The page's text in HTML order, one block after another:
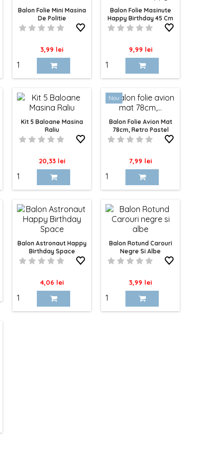
Balon Folie Mini Masina
De Politie
Pret
3,99 lei
Balon Folie Masinute
Happy Birthday 45 Cm
Pret
9,99 lei
Kit 5 Baloane Masina
Raliu
Pret
20,33 lei
Nou
Balon Folie Avion Mat
78cm, Retro Pastel
Pret
7,99 lei
Balon Astronaut Happy
Birthday Space
Pret
4,06 lei
Balon Rotund Carouri
Negre Si Albe
Pret
3,99 lei